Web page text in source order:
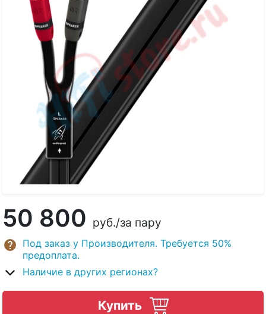
50 800 руб./за пару
Под заказ у Производителя. Требуется 50%
предоплата.
Наличие в других регионах?
Купить